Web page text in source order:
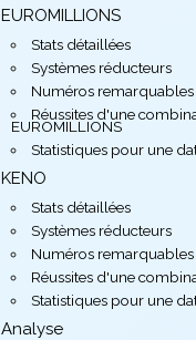
EUROMILLIONS
Stats détaillées
Systèmes réducteurs
Numéros remarquables
Réussites d'une
EUROMILLIONS
Statistiques pour une
KENO
Stats détaillées
Systèmes réducteurs
Numéros remarquables
Réussites d'une
Statistiques pour une
Analyse